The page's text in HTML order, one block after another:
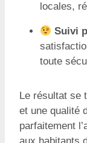
locales,
Suivi
toute
Le résultat se
et une qualité
parfaitement